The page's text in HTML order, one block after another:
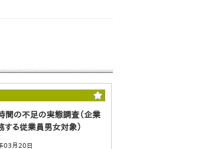
間の不足の実態調査（企業
する従業員男女対象）
03月20日